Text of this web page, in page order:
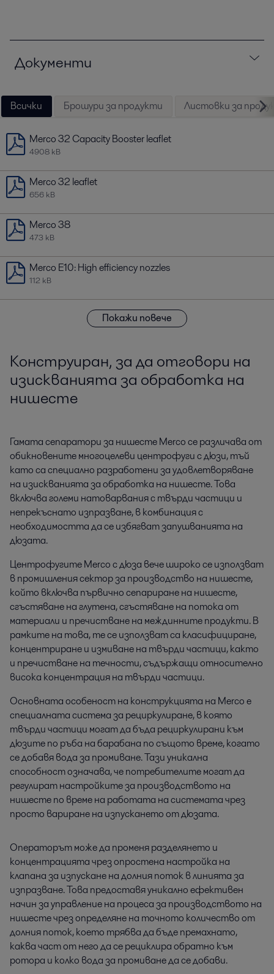
Документи
Всички Брошури за продукти Листовки за
Merco 32 Capacity Booster leaflet
4908 kB
Merco 32 leaflet
656 kB
Merco 38
473 kB
Merco E10: High efficiency nozzles
112 kB
Покажи повече
Конструиран, за да отговори на
изискванията за обработка на
нишесте
Гамата сепаратори за нишесте Merco се различава от
обикновените многоцелеви центрофуги с дюзи, тъй
като са специално разработени за удовлетворяване
на изискванията за обработка на нишесте. Това
включва големи натоварвания с твърди частици и
непрекъснато изпразване, в комбинация с
необходимостта да се избягват запушванията на
дюзата.
Центрофугите Merco с дюза вече широко се използват
в промишления сектор за производство на нишесте,
който включва първично сепариране на нишесте,
сгъстяване на глутена, сгъстяване на потока от
материали и пречистване на междинните продукти. В
рамките на това, те се използват са класифициране,
концентриране и измиване на твърди частици, както
и пречистване на течности, съдържащи относително
висока концентрация на твърди частици.
Основната особеност на конструкцията на Merco е
специалната система за рециркулиране, в която
твърди частици могат да бъда рециркулирани към
дюзите по ръба на барабана по същото време, когато
се добавя вода за промиване. Тази уникална
способност означава, че потребителите могат да
регулират настройките за производството на
нишесте по време на работата на системата чрез
просто вариране на изпускането от дюзата.
Операторът може да променя разделянето и
концентрацията чрез опростена настройка на
клапана за изпускане на долния поток в линията за
изпразване. Това предоставя уникално ефективен
начин за управление на процеса за производството на
нишесте чрез определяне на точното количество от
долния поток, което трябва да бъде премахнато,
каква част от него да се рециклира обратно към
ротора и колко вода за промиване да се добави.